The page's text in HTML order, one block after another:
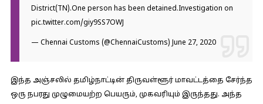
District(TN).One person has been detained.Investigation on
pic.twitter.com/giy9SS7OWJ
— Chennai Customs (@ChennaiCustoms) June 27, 2020
இந்த அஞ்சலில் தமிழ்நாட்டின் திருவள்ளூர் மாவட்டத்தை சேர்ந்த
ஒரு நபரது முழுமையற்ற பெயரும், முகவரியும் இருந்தது. அந்த